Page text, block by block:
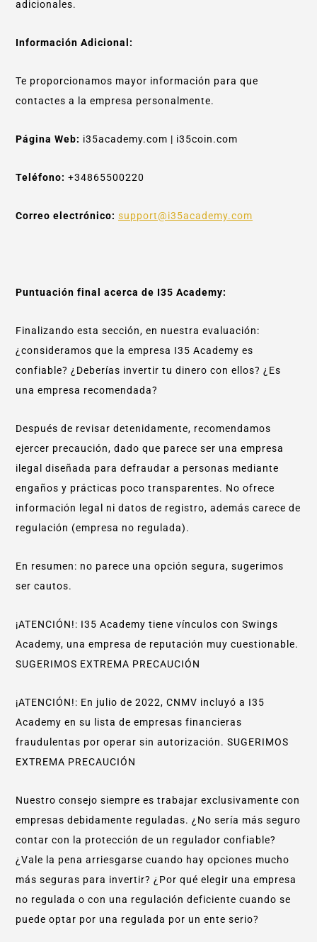
adicionales.
Información Adicional:
Te proporcionamos mayor información para que
contactes a la empresa personalmente.
Página Web: i35academy.com | i35coin.com
Teléfono: +34865500220
Correo electrónico: support@i35academy.com
Puntuación final acerca de I35 Academy:
Finalizando esta sección, en nuestra evaluación:
¿consideramos que la empresa I35 Academy es
confiable? ¿Deberías invertir tu dinero con ellos? ¿Es
una empresa recomendada?
Después de revisar detenidamente, recomendamos
ejercer precaución, dado que parece ser una empresa
ilegal diseñada para defraudar a personas mediante
engaños y prácticas poco transparentes. No ofrece
información legal ni datos de registro, además carece de
regulación (empresa no regulada).
En resumen: no parece una opción segura, sugerimos
ser cautos.
¡ATENCIÓN!: I35 Academy tiene vínculos con Swings
Academy, una empresa de reputación muy cuestionable.
SUGERIMOS EXTREMA PRECAUCIÓN
¡ATENCIÓN!: En julio de 2022, CNMV incluyó a I35
Academy en su lista de empresas financieras
fraudulentas por operar sin autorización. SUGERIMOS
EXTREMA PRECAUCIÓN
Nuestro consejo siempre es trabajar exclusivamente con
empresas debidamente reguladas. ¿No sería más seguro
contar con la protección de un regulador confiable?
¿Vale la pena arriesgarse cuando hay opciones mucho
más seguras para invertir? ¿Por qué elegir una empresa
no regulada o con una regulación deficiente cuando se
puede optar por una regulada por un ente serio?